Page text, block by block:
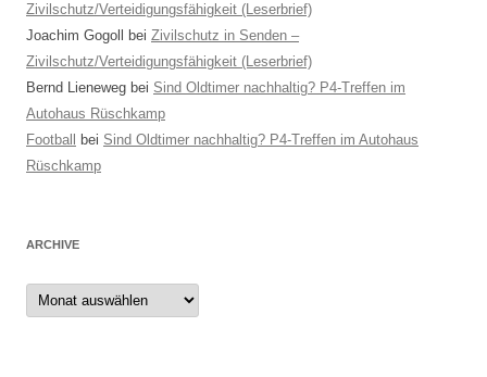
Zivilschutz/Verteidigungsfähigkeit (Leserbrief)
Joachim Gogoll
bei Zivilschutz in Senden –
Zivilschutz/Verteidigungsfähigkeit (Leserbrief)
Bernd Lieneweg bei Sind Oldtimer nachhaltig? P4-Treffen im
Autohaus Rüschkamp
Football
bei Sind Oldtimer nachhaltig? P4-Treffen im Autohaus
Rüschkamp
ARCHIVE
Archive